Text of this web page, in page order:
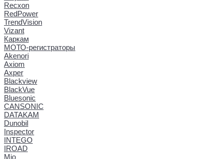
Recxon
RedPower
TrendVision
Vizant
Каркам
МОТО-регистраторы
Akenori
Axiom
Axper
Blackview
BlackVue
Bluesonic
CANSONIC
DATAKAM
Dunobil
Inspector
INTEGO
IROAD
Mio